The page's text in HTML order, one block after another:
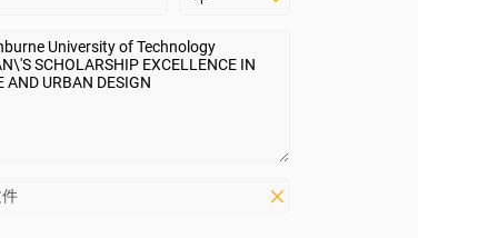
有些奖学金在整个入学